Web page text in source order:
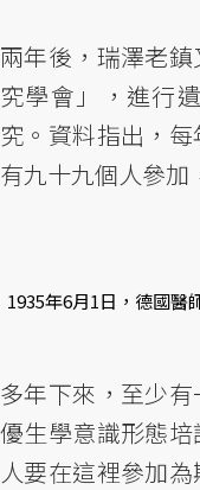
兩年後，瑞澤老
究學會」，進行
究。資料指出，
有九十九個人參加
1935年6月1日，德國
多年下來，至少
優生學意識形態
人要在這裡參加